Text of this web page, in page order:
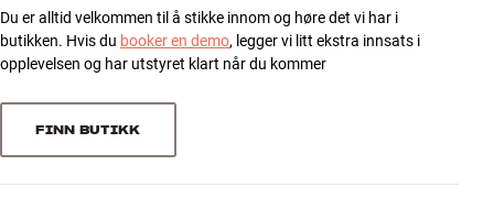
høyde x dybde)
GENERELLE EGENSKAPER
Backbox til B&W CWM6xx in-wall-høyttalere Passer til: CWM663,
CWM664, CWM652 Brandstandard: ASTM E-119 Floor/Ceiling,
Du er alltid velkommen til å stikke innom og høre det vi har i
butikken. Hvis du booker en demo, legger vi litt ekstra innsats i
opplevelsen og har utstyret klart når du kommer
FINN BUTIKK